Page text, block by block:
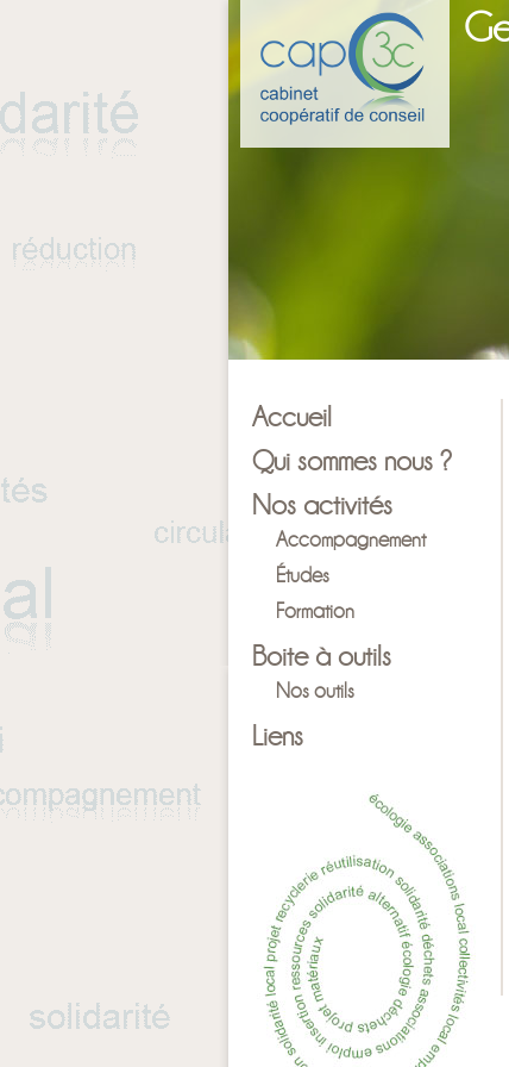
Accueil
Qui sommes nous ?
Nos activités
Accompagnement
Études
Formation
Boite à outils
Nos outils
Liens